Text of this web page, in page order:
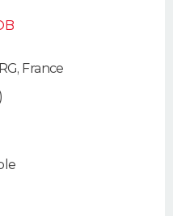
, France